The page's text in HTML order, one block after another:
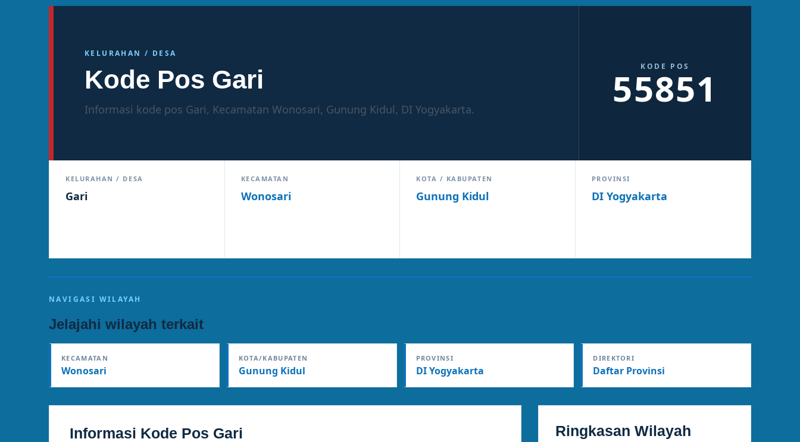
KELURAHAN / DESA
Kode Pos Gari
Informasi kode pos Gari, Kecamatan Wonosari, Gunung Kidul, DI Yogyakarta.
KODE POS
55851
KELURAHAN / DESA
Gari
KECAMATAN
Wonosari
KOTA / KABUPATEN
Gunung Kidul
PROVINSI
DI Yogyakarta
NAVIGASI WILAYAH
Jelajahi wilayah terkait
KECAMATAN
Wonosari
KOTA/KABUPATEN
Gunung Kidul
PROVINSI
DI Yogyakarta
DIREKTORI
Daftar Provinsi
Informasi Kode Pos Gari Ringkasan Wilayah